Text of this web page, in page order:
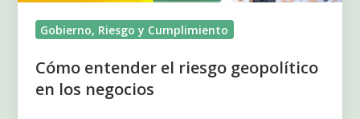
Gobierno, Riesgo y Cumplimiento
Cómo entender el riesgo geopolítico
en los negocios